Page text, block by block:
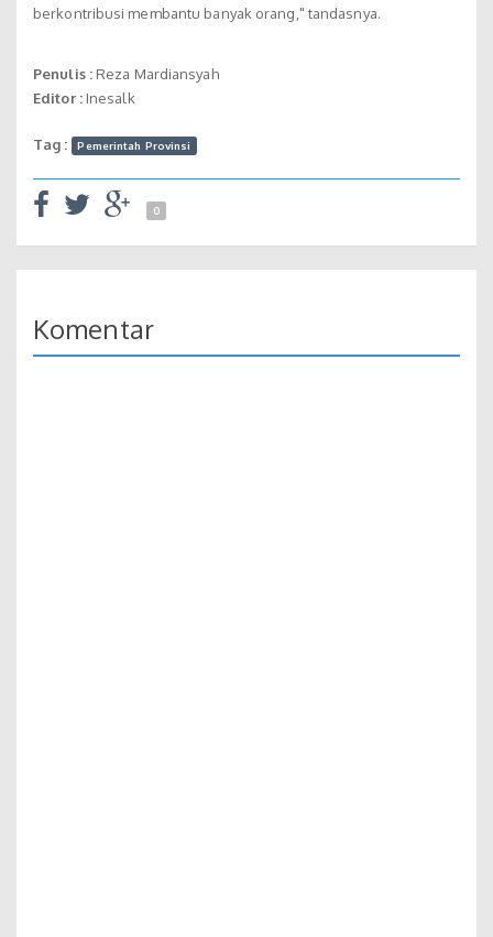
berkontribusi membantu banyak orang," tandasnya.
Penulis :Reza Mardiansyah
Editor :Inesalk
Tag : Pemerintah Provinsi
0
Komentar